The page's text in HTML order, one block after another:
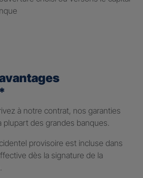
à notre contrat, nos garanties
des grandes banques.
provisoire est incluse dans
dès la signature de la